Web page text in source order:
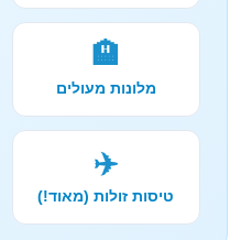
🏨
מלונות מעולים
✈️
טיסות זולות (מאוד!)